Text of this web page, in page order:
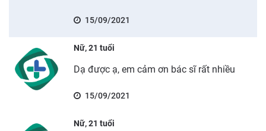
15/09/2021
Nữ, 21 tuổi
Dạ được ạ, em cảm ơn bác sĩ rất nhiều
15/09/2021
Nữ, 21 tuổi